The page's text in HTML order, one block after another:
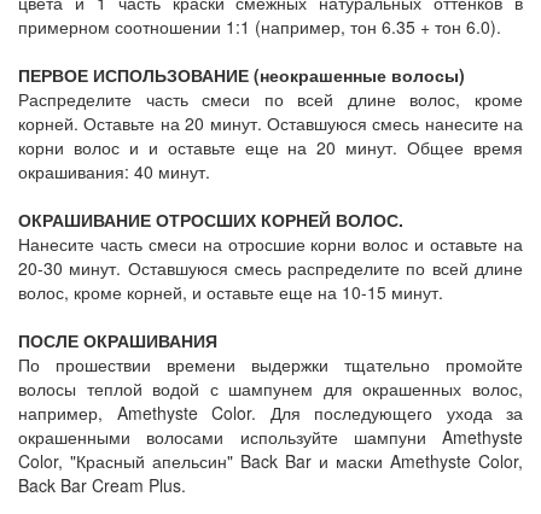
примерном соотношении 1:1 (например, тон 6.35 + тон 6.0).
ПЕРВОЕ ИСПОЛЬЗОВАНИЕ (неокрашенные волосы)
Распределите часть смеси по всей длине волос, кроме
корней. Оставьте на 20 минут. Оставшуюся смесь нанесите на
корни волос и и оставьте еще на 20 минут. Общее время
окрашивания: 40 минут.
ОКРАШИВАНИЕ ОТРОСШИХ КОРНЕЙ ВОЛОС.
Нанесите часть смеси на отросшие корни волос и оставьте на
20-30 минут. Оставшуюся смесь распределите по всей длине
волос, кроме корней, и оставьте еще на 10-15 минут.
ПОСЛЕ ОКРАШИВАНИЯ
По прошествии времени выдержки тщательно промойте
волосы теплой водой с шампунем для окрашенных волос,
например, Amethyste Color. Для последующего ухода за
окрашенными волосами используйте шампуни Amethyste
Color, "Красный апельсин" Back Bar и маски Amethyste Color,
Back Bar Cream Plus.